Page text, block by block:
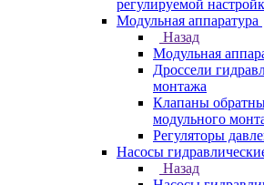
регулируемой
Модульная аппаратура
Назад
Модульная
Дроссели
монтажа
Клапаны
модульного
Регуляторы
Насосы
Назад